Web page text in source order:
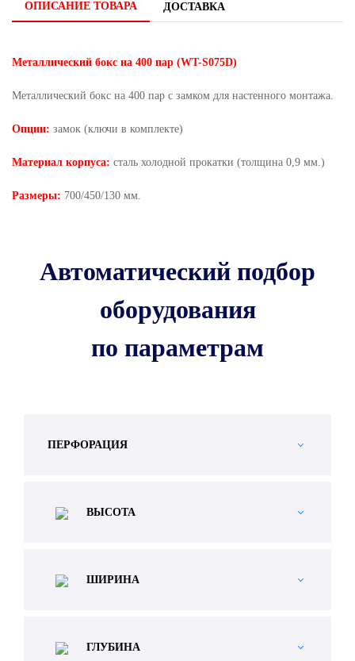
ОПИСАНИЕ ТОВАРА ДОСТАВКА
Металлический бокс на 400 пар (WT-S075D)
Металлический бокс на 400 пар с замком для настенного монтажа.
Опции: замок (ключи в комплекте)
Материал корпуса: сталь холодной прокатки (толщина 0,9 мм.)
Размеры: 700/450/130 мм.
Автоматический подбор
оборудования
по параметрам
ПЕРФОРАЦИЯ
ВЫСОТА
ШИРИНА
ГЛУБИНА